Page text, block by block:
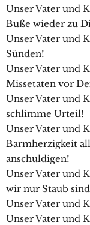
Unser Vater und
Buße wieder zu
Unser Vater und
Sünden!
Unser Vater und
Missetaten vor
Unser Vater und
schlimme Urteil!
Unser Vater und
Barmherzigkeit
anschuldigen!
Unser Vater und
wir nur Staub
Unser Vater und
Unser Vater und